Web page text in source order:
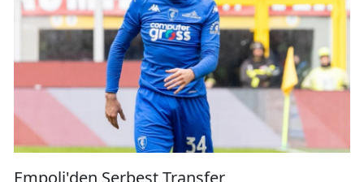
Empoli'den Serbest Transfer